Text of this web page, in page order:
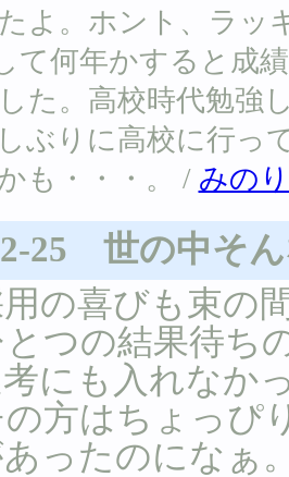
よ。ホント、ラッ
て何年かすると成
た。高校時代勉強
ぶりに高校に行っ
も・・・。 / みの
25 世の中そ
の喜びも束の
とつの結果待ち
にも入れなか
の方はちょっぴ
ったのになぁ